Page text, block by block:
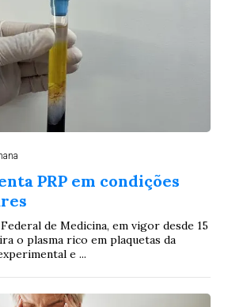
PRP em condições
de Medicina, em vigor desde 15
o plasma rico em plaquetas da
e ...